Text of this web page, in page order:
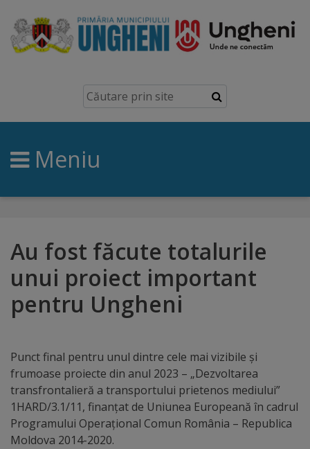
Ungheni
Prezentare
generală
Simbolurile
brand
Orașe
înfrățite
Cetățeni
de
onoare
Meniu
Au fost făcute totalurile
unui proiect important
pentru Ungheni
Punct final pentru unul dintre cele mai vizibile și
frumoase proiecte din anul 2023 – „Dezvoltarea
transfrontalieră a transportului prietenos mediului”
1HARD/3.1/11, finanțat de Uniunea Europeană în cadrul
Programului Operațional Comun România – Republica
Moldova 2014-2020.